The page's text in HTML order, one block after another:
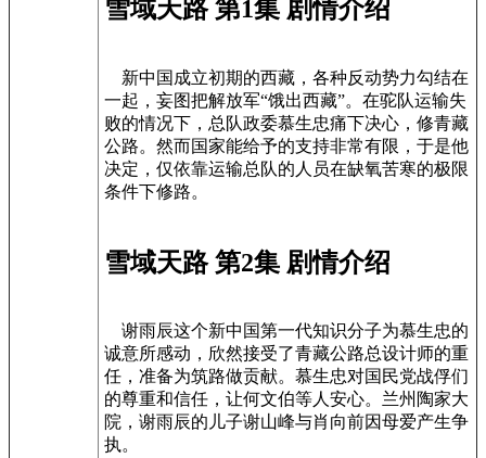
雪域天路 第1集 剧情介绍
新中国成立初期的西藏，各种反动势力勾结在
一起，妄图把解放军“饿出西藏”。在驼队运输失
败的情况下，总队政委慕生忠痛下决心，修青藏
公路。然而国家能给予的支持非常有限，于是他
决定，仅依靠运输总队的人员在缺氧苦寒的极限
条件下修路。
雪域天路 第2集 剧情介绍
谢雨辰这个新中国第一代知识分子为慕生忠的
诚意所感动，欣然接受了青藏公路总设计师的重
任，准备为筑路做贡献。慕生忠对国民党战俘们
的尊重和信任，让何文伯等人安心。兰州陶家大
院，谢雨辰的儿子谢山峰与肖向前因母爱产生争
执。